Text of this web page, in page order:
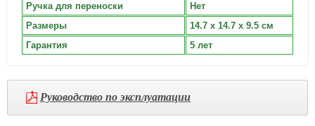
Ручка для переноски
Нет
Размеры
14.7 х 14.7 х 9.5 см
Гарантия
5 лет
Руководство по эксплуатации